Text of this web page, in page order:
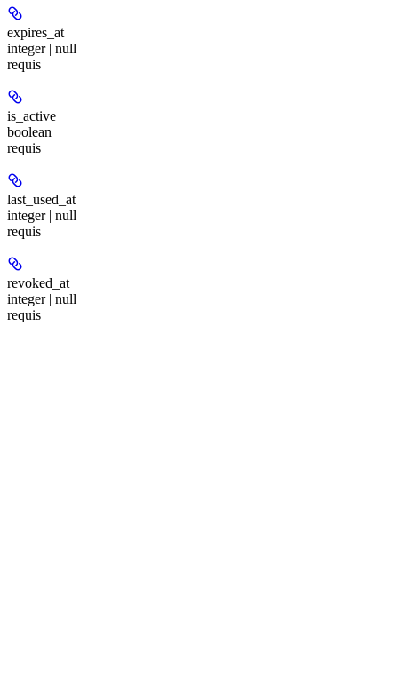
expires_at
integer | null
requis
is_active
boolean
requis
last_used_at
integer | null
requis
revoked_at
integer | null
requis